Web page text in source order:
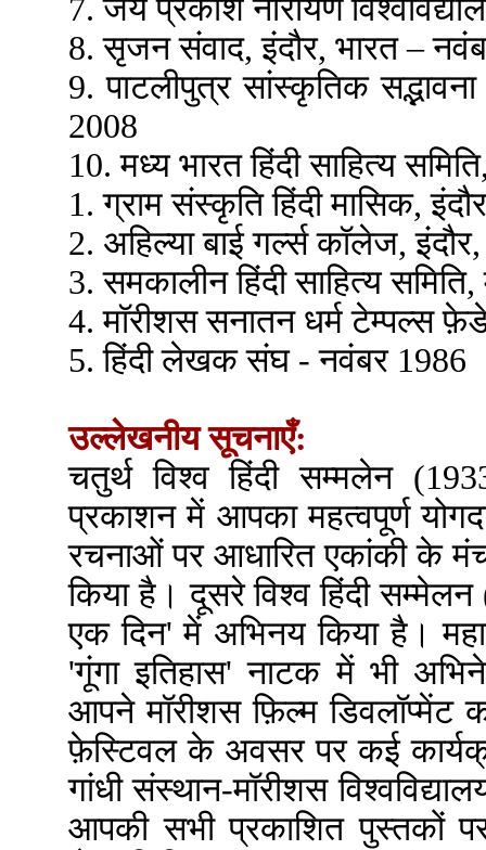
7. जय प्रकाश नारायण
8. सृजन संवाद, इंदौर, भारत –
9. पाटलीपुत्र सांस्कृतिक
2008
10. मध्य भारत हिंदी साहित्य
1. ग्राम संस्कृति हिंदी मासिक,
2. अहिल्या बाई गर्ल्स कॉलेज,
3. समकालीन हिंदी साहित्य
4. मॉरीशस सनातन धर्म टेम्पल्स
5. हिंदी लेखक संघ - नवंबर 1986
उल्लेखनीय सूचनाएँ:
चतुर्थ विश्व हिंदी सम्मलेन
प्रकाशन में आपका महत्वपूर्ण
रचनाओं पर आधारित एकांकी के
किया है। दूसरे विश्व हिंदी
एक दिन' में अभिनय किया है।
'गूंगा इतिहास' नाटक में भी
आपने मॉरीशस फ़िल्म डिवलॉप्मेंट
फ़ेस्टिवल के अवसर पर कई
गांधी संस्थान-मॉरीशस
आपकी सभी प्रकाशित पुस्तकों